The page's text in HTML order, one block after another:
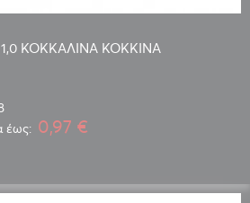
ΚΟΚΚΑΛΙΝΑ ΚΟΚΚΙΝΑ
έως: 0,97 €